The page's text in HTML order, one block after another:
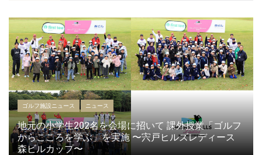
ゴルフ施設ニュース ニュース
地元の小学生202名を会場に招いて 課外授業「ゴルフ
からこころを学ぶ」を実施 〜宍戸ヒルズレディース
森ビルカップ〜